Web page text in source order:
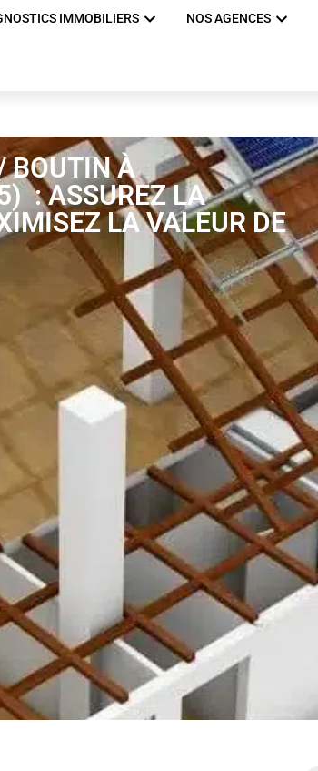
IMMOBILIERS NOS AGENCES
BOUTIN À
: ASSUREZ LA
LA VALEUR DE